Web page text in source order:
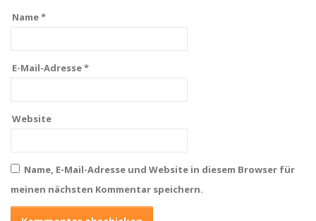
Name*
E-Mail-Adresse*
Website
Name, E-Mail-Adresse und Website in diesem Browser für
meinen nächsten Kommentar speichern.